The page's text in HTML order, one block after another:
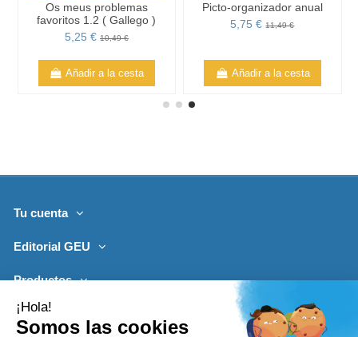
Os meus problemas
favoritos 1.2 ( Gallego )
5,25 € 10,49 €
Añadir a la cesta
Picto-organizador anual
5,75 €11,49 €
Añadir a la cesta
Tu cuenta
Editorial GEU
Productos
Lo más leído